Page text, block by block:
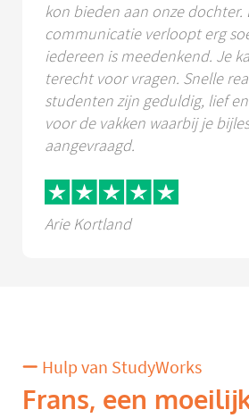
kon bieden aan onze dochter.
communicatie verloopt erg
iedereen is meedenkend. Je
terecht voor vragen. Snelle
studenten zijn geduldig, lief
voor de vakken waarbij je
aangevraagd.
Arie Kortland
Hulp van StudyWorks
Frans, een